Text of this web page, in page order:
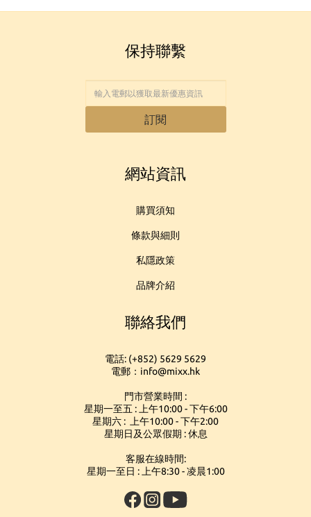
保持聯繫
訂閱
網站資訊
購買須知
條款與細則
私隱政策
品牌介紹
聯絡我們
電話: (+852) 5629 5629
電郵：info@mixx.hk
門市營業時間 :
星期一至五 : 上午10:00 - 下午6:00
星期六 : 上午10:00 - 下午2:00
星期日及公眾假期 : 休息
客服在線時間:
星期一至日 : 上午8:30 - 凌晨1:00